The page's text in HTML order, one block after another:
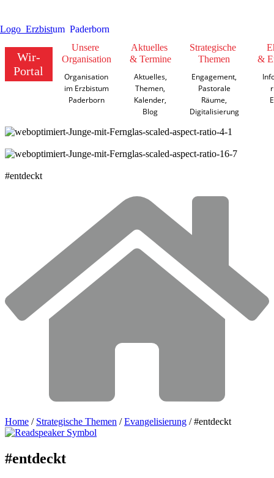
Wir-
Portal
Unsere
Organisation
Organisation
im Erzbistum
Paderborn
Aktuelles
& Termine
Aktuelles,
Themen,
Kalender,
Blog
Strategische
Themen
Engagement,
Pastorale
Räume,
Digitalisierung
&
#entdeckt
Home / Strategische Themen /Evangelisierung /#entdeckt
#entdeckt